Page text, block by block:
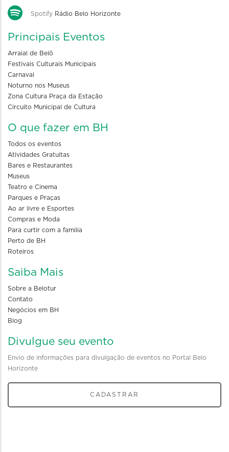
Spotify Rádio Belo Horizonte
Principais Eventos
Arraial de Belô
Festivais Culturais Municipais
Carnaval
Noturno nos Museus
Zona Cultura Praça da Estação
Circuito Municipal de Cultura
O que fazer em BH
Todos os eventos
Atividades Gratuitas
Bares e Restaurantes
Museus
Teatro e Cinema
Parques e Praças
Ao ar livre e Esportes
Compras e Moda
Para curtir com a familia
Perto de BH
Roteiros
Saiba Mais
Sobre a Belotur
Contato
Negócios em BH
Blog
Divulgue seu evento
Envio de informações para divulgação de eventos no Portal Belo
Horizonte
CADASTRAR